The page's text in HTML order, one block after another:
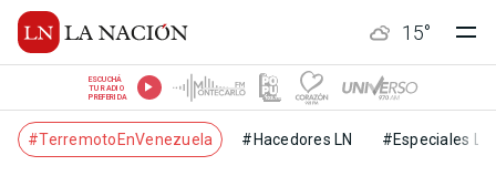
15°
ESCUCHÁ
TU RADIO
PREFERIDA
#TerremotoEnVenezuela #Hacedores LN #Especiales LN